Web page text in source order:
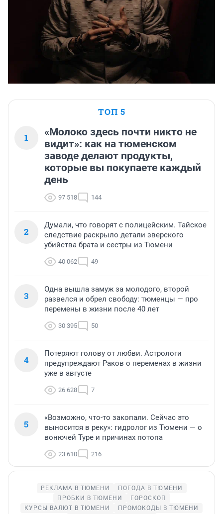
ТОП 5
1
«Молоко здесь почти никто не
видит»: как на тюменском
заводе делают продукты,
которые вы покупаете каждый
день
97 518 144
2
Думали, что говорят с полицейским. Тайское
следствие раскрыло детали зверского
убийства брата и сестры из Тюмени
40 062 49
3
Одна вышла замуж за молодого, второй
развелся и обрел свободу: тюменцы — про
перемены в жизни после 40 лет
30 395 50
4
Потеряют голову от любви. Астрологи
предупреждают Раков о переменах в жизни
уже в августе
26 628 7
5
«Возможно, что-то закопали. Сейчас это
выносится в реку»: гидролог из Тюмени — о
вонючей Туре и причинах потопа
23 610 216
РЕКЛАМА В ТЮМЕНИ
ПОГОДА В ТЮМЕНИ
ПРОБКИ В ТЮМЕНИ
ГОРОСКОП
КУРСЫ ВАЛЮТ В ТЮМЕНИ
ПРОМОКОДЫ В ТЮМЕНИ